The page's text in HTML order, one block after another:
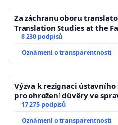
Za záchranu oboru
Translation Studies at the
University
8 230 podpisů
Oznámení o transparentnosti
Výzva k rezignaci ústavního
pro ohrožení důvěry ve
17 275 podpisů
Oznámení o transparentnosti